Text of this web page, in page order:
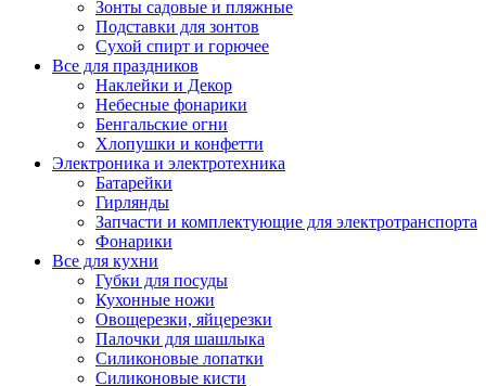
Зонты садовые и пляжные
Подставки для зонтов
Сухой спирт и горючее
Все для праздников
Наклейки и Декор
Небесные фонарики
Бенгальские огни
Хлопушки и конфетти
Электроника и электротехника
Батарейки
Гирлянды
Запчасти и комплектующие для электротранспорта
Фонарики
Все для кухни
Губки для посуды
Кухонные ножи
Овощерезки, яйцерезки
Палочки для шашлыка
Силиконовые лопатки
Силиконовые кисти